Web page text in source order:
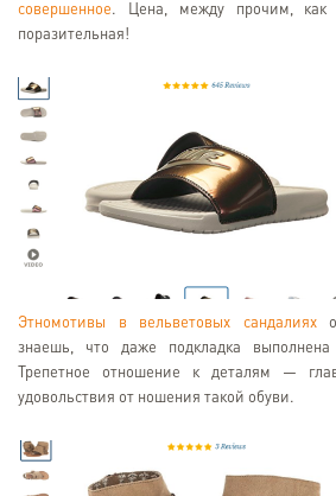
совершенное. Цена, между прочим, как
поразительная!
Этномотивы в вельветовых сандалиях
знаешь, что даже подкладка
Трепетное отношение к деталям —
удовольствия от ношения такой обуви.